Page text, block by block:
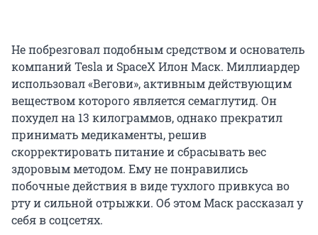
Не побрезговал подобным средством и основатель
компаний Tesla и SpaceX Илон Маск. Миллиардер
использовал «Вегови», активным действующим
веществом которого является семаглутид. Он
похудел на 13 килограммов, однако прекратил
принимать медикаменты, решив
скорректировать питание и сбрасывать вес
здоровым методом. Ему не понравились
побочные действия в виде тухлого привкуса во
рту и сильной отрыжки. Об этом Маск рассказал у
себя в соцсетях.